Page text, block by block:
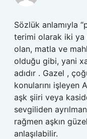
Sözlük anlamıyla
terimi olarak iki
olan, matla ve
olduğu gibi, yani
adıdır . Gazel ,
konularını işleyen
aşk şiiri veya
sevgiliden
rağmen aşkın
anlaşılabilir.